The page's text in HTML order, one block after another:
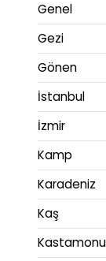
Genel
Gezi
Gönen
İstanbul
İzmir
Kamp
Karadeniz
Kaş
Kastamonu